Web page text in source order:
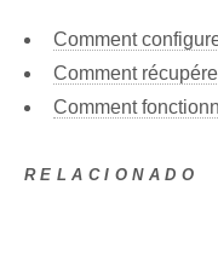
Comment
Comment
Comment
RELACIONADO